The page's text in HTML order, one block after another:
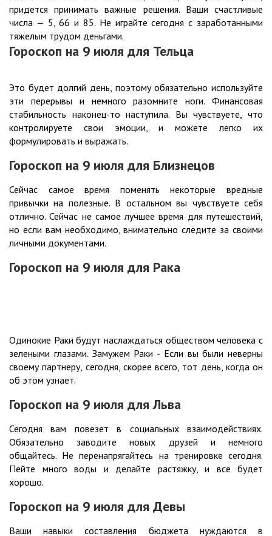
придется принимать важные решения. Ваши счастливые
числа — 5, 66 и 85. Не играйте сегодня с заработанными
тяжелым трудом деньгами.
Гороскоп на 9 июля для Тельца
Это будет долгий день, поэтому обязательно используйте
эти перерывы и немного разомните ноги. Финансовая
стабильность наконец-то наступила. Вы чувствуете, что
контролируете свои эмоции, и можете легко их
формулировать и выражать.
Гороскоп на 9 июля для Близнецов
Сейчас самое время поменять некоторые вредные
привычки на полезные. В остальном вы чувствуете себя
отлично. Сейчас не самое лучшее время для путешествий,
но если вам необходимо, внимательно следите за своими
личными документами.
Гороскоп на 9 июля для Рака
Одинокие Раки будут наслаждаться обществом человека с
зелеными глазами. Замужем Раки - Если вы были неверны
своему партнеру, сегодня, скорее всего, тот день, когда он
об этом узнает.
Гороскоп на 9 июля для Льва
Сегодня вам повезет в социальных взаимодействиях.
Обязательно заводите новых друзей и немного
общайтесь. Не перенапрягайтесь на тренировке сегодня.
Пейте много воды и делайте растяжку, и все будет
хорошо.
Гороскоп на 9 июля для Девы
Ваши навыки составления бюджета нуждаются в